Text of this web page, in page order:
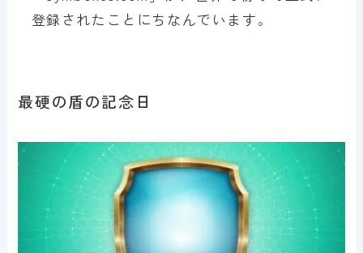
登録されたことにちなんでいます。
最硬の盾の記念日